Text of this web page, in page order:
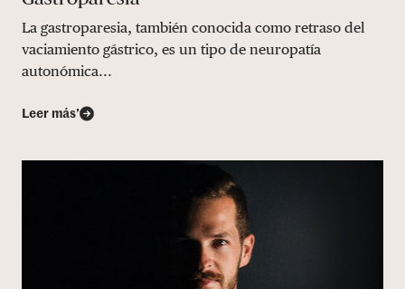
La gastroparesia, también conocida como retraso del
vaciamiento gástrico, es un tipo de neuropatía
autonómica...
Leer más’